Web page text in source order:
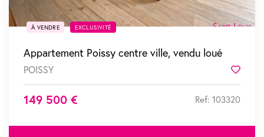
À VENDRE EXCLUSIVITÉ
Appartement Poissy centre ville, vendu loué
POISSY
149 500 € Ref: 103320